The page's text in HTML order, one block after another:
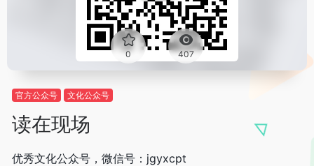
0 407
官方公众号 文化公众号
读在现场
优秀文化公众号，微信号：jgyxcpt